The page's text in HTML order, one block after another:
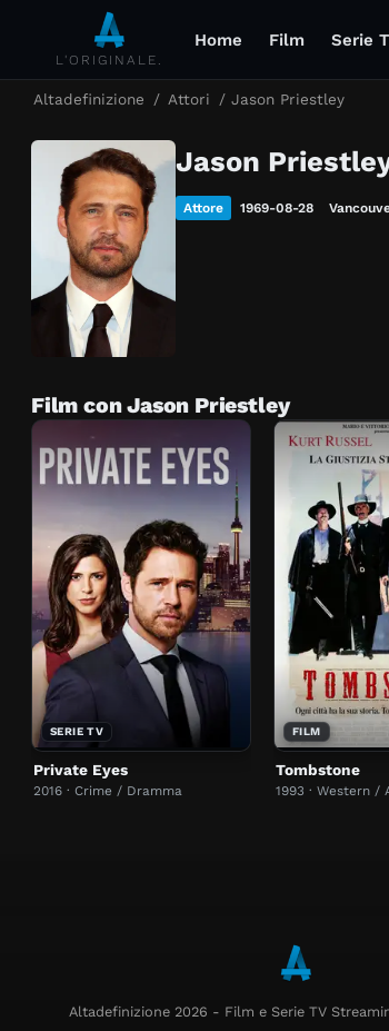
L'ORIGINALE.
Home Film Serie
Altadefinizione / Attori / Jason Priestley
Jason
Attore 1969-08-28
Film con Jason Priestley
SERIE TV
Private Eyes
2016 · Crime / Dramma
FILM
Tombstone
1993 · Western /
Altadefinizione 2026 - Film e Serie TV